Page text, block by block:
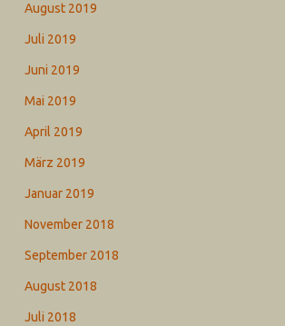
August 2019
Juli 2019
Juni 2019
Mai 2019
April 2019
März 2019
Januar 2019
November 2018
September 2018
August 2018
Juli 2018